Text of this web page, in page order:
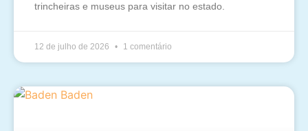
trincheiras e museus para visitar no estado.
12 de julho de 2026 1 comentário